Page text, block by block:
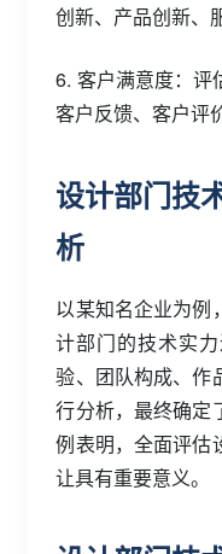
创新、产品创新、
6. 客户满意度：评
客户反馈、客户评
设计部门技
析
以某知名企业为例
计部门的技术实
验、团队构成、作
行分析，最终确定
例表明，全面评估
让具有重要意义。